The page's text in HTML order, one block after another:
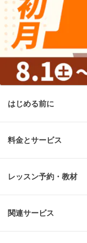
はじめる前に
料金とサービス
レッスン予約・教材
関連サービス